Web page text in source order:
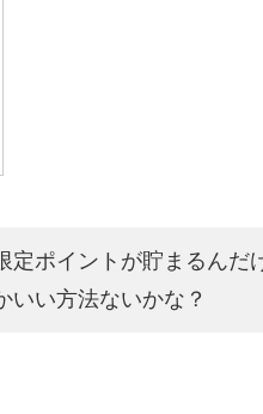
定ポイントが貯まるんだ
いい方法ないかな？